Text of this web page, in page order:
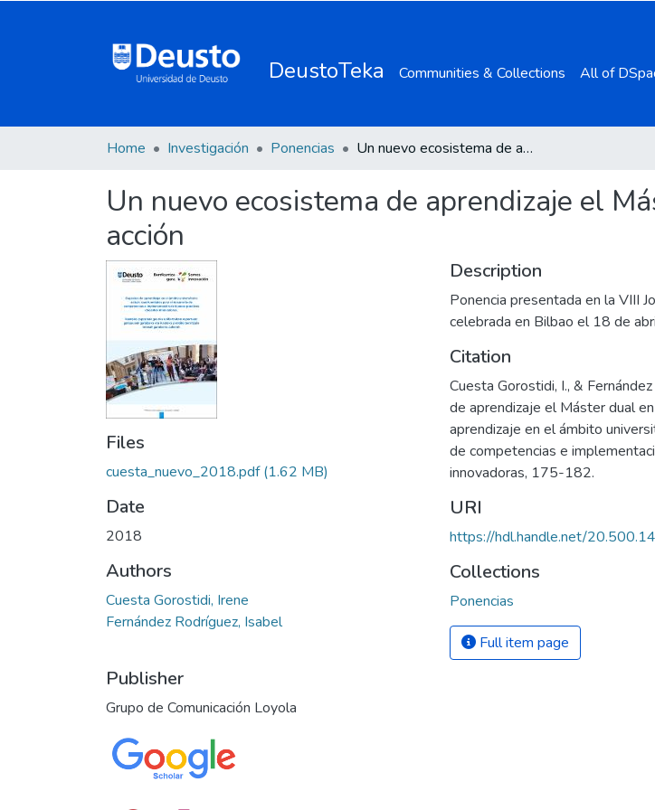
DeustoTeka Communities & Collections All of
Home Investigación Ponencias Un nuevo ecosistema de aprendizaje el Máster dual en emprendimiento en acción
Un nuevo ecosistema de aprendizaje el
acción
Files
cuesta_nuevo_2018.pdf(1.62 MB)
Date
2018
Authors
Cuesta Gorostidi, Irene
Fernández Rodríguez, Isabel
Publisher
Grupo de Comunicación Loyola
Description
Ponencia presentada en la VIII
celebrada en Bilbao el 18 de
Citation
Cuesta Gorostidi, I., &
de aprendizaje el Máster dual
aprendizaje en el ámbito
de competencias e
innovadoras, 175-182.
URI
https://hdl.handle.net/
Collections
Ponencias
Full item page